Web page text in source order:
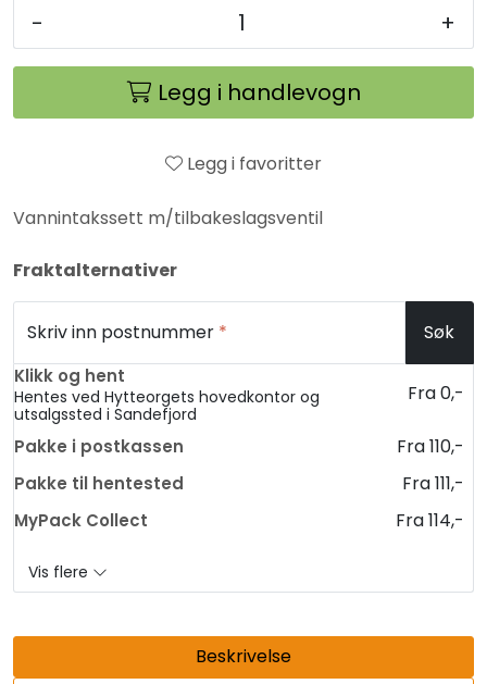
- +
Legg i handlevogn
Legg i favoritter
Vannintakssett m/tilbakeslagsventil
Fraktalternativer
Skriv inn postnummer * Søk
Klikk og hent
Hentes ved Hytteorgets hovedkontor og
utsalgssted i Sandefjord
Fra 0,-
Pakke i postkassen Fra 110,-
Pakke til hentested Fra 111,-
MyPack Collect Fra 114,-
Vis flere
Beskrivelse